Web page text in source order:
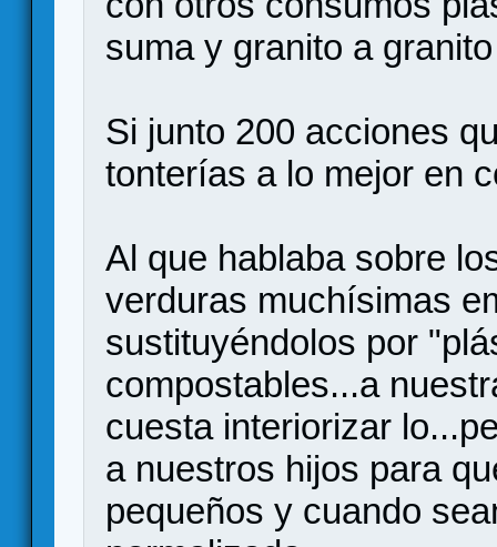
suma y granito a
Si junto 200 acciones
tonterías a lo mejor en
Al que hablaba sobre
verduras muchísimas
sustituyéndolos por
compostables...a
cuesta interiorizar
a nuestros hijos para
pequeños y cuando